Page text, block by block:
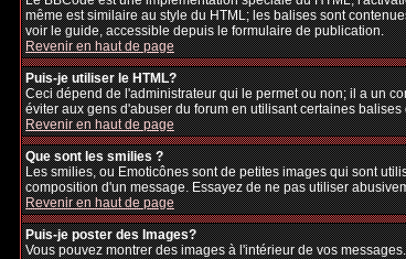
même est similaire au style du HTML; les balises sont
voir le guide, accessible depuis le formulaire de publication.
Revenir en haut de page
Puis-je utiliser le HTML?
Ceci dépend de l'administrateur qui le permet ou non; il a un
éviter aux gens d'abuser du forum en utilisant certaines
Revenir en haut de page
Que sont les smilies ?
Les smilies, ou Emoticônes sont de petites images qui sont
composition d'un message. Essayez de ne pas utiliser
Revenir en haut de page
Puis-je poster des Images?
Vous pouvez montrer des images à l'intérieur de vos